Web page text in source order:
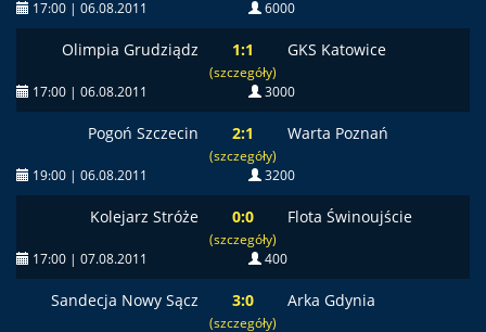
17:00 | 06.08.2011 6000
Olimpia Grudziądz 1:1
(szczegóły)
GKS Katowice
17:00 | 06.08.2011 3000
Pogoń Szczecin 2:1
(szczegóły)
Warta Poznań
19:00 | 06.08.2011 3200
Kolejarz Stróże 0:0
(szczegóły)
Flota Świnoujście
17:00 | 07.08.2011 400
Sandecja Nowy Sącz 3:0
(szczegóły)
Arka Gdynia